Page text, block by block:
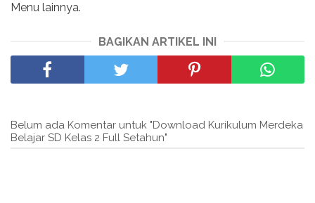
Menu lainnya.
BAGIKAN ARTIKEL INI
Belum ada Komentar untuk "Download Kurikulum Merdeka
Belajar SD Kelas 2 Full Setahun"